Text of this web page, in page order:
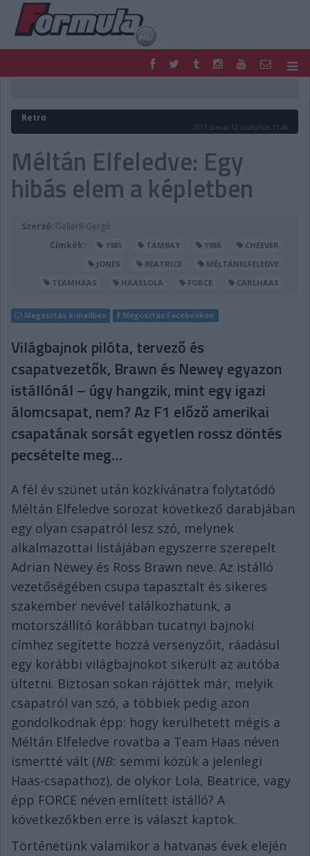
FORMULA
MOTOR
PODCAST
SHOP
LIVE
TIPPJÁTÉK
DIGITÁLIS MAGAZIN
PONTÁLLÁSOK
Retro
2017. január 12. csütörtök, 11:48
Méltán Elfeledve: Egy
hibás elem a képletben
Szerző: Gellérfi Gergő
Címkék:
1985 TAMBAY 1986
CHEEVER
JONES
BEATRICE
MÉLTÁNELFELEDVE
TEAMHAAS
HAASLOLA FORCE CARLHAAS
Megosztás e-mailben Megosztás Facebookon
Világbajnok pilóta, tervező és
csapatvezetők, Brawn és Newey egyazon
istállónál – úgy hangzik, mint egy igazi
álomcsapat, nem? Az F1 előző amerikai
csapatának sorsát egyetlen rossz döntés
pecsételte meg…
A fél év szünet után közkívánatra folytatódó
Méltán Elfeledve sorozat következő darabjában
egy olyan csapatról lesz szó, melynek
alkalmazottai listájában egyszerre szerepelt
Adrian Newey és Ross Brawn neve. Az istálló
vezetőségében csupa tapasztalt és sikeres
szakember nevével találkozhatunk, a
motorszállító korábban tucatnyi bajnoki
címhez segítette hozzá versenyzőit, ráadásul
egy korábbi világbajnokot sikerült az autóba
ültetni. Biztosan sokan rájöttek már, melyik
csapatról van szó, a többiek pedig azon
gondolkodnak épp: hogy kerülhetett mégis a
Méltán Elfeledve rovatba a Team Haas néven
ismertté vált (NB: semmi közük a jelenlegi
Haas-csapathoz), de olykor Lola, Beatrice, vagy
épp FORCE néven említett istálló? A
következőkben erre is választ kaptok.
Történetünk valamikor a hatvanas évek elején